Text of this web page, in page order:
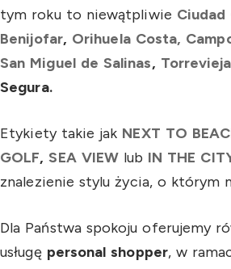
tym roku to niewątpliwie Ciudad
Benijofar, Orihuela Costa,
San Miguel de Salinas, Torrevieja
Segura.
Etykiety takie jak NEXT TO
GOLF,SEA VIEW lub IN THE
znalezienie stylu życia, o którym
Dla Państwa spokoju oferujemy
usługę personal shopper, w